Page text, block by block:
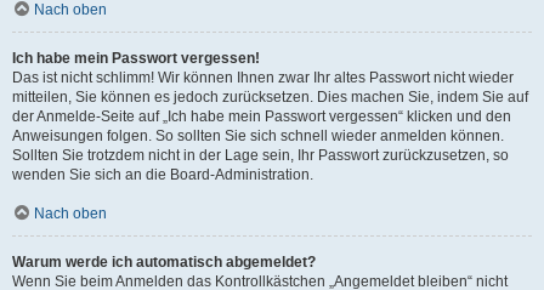
Nach oben
Ich habe mein Passwort vergessen!
Das ist nicht schlimm! Wir können Ihnen zwar Ihr altes Passwort nicht wieder
mitteilen, Sie können es jedoch zurücksetzen. Dies machen Sie, indem Sie auf
der Anmelde-Seite auf „Ich habe mein Passwort vergessen“ klicken und den
Anweisungen folgen. So sollten Sie sich schnell wieder anmelden können.
Sollten Sie trotzdem nicht in der Lage sein, Ihr Passwort zurückzusetzen, so
wenden Sie sich an die Board-Administration.
Nach oben
Warum werde ich automatisch abgemeldet?
Wenn Sie beim Anmelden das Kontrollkästchen „Angemeldet bleiben“ nicht